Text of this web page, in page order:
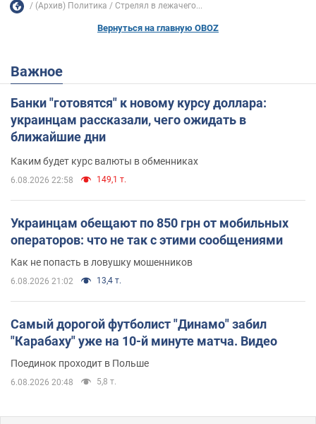
(Архив) Политика Стрелял в лежачего...
Вернуться на главную OBOZ
Важное
Банки "готовятся" к новому курсу доллара:
украинцам рассказали, чего ожидать в
ближайшие дни
Каким будет курс валюты в обменниках
6.08.2026 22:58 149,1 т.
Украинцам обещают по 850 грн от мобильных
операторов: что не так с этими сообщениями
Как не попасть в ловушку мошенников
6.08.2026 21:02 13,4 т.
Самый дорогой футболист "Динамо" забил
"Карабаху" уже на 10-й минуте матча. Видео
Поединок проходит в Польше
6.08.2026 20:48 5,8 т.